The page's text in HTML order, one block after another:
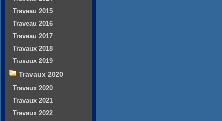
Traveau 2015
Traveau 2016
Traveau 2017
Travaux 2018
Travaux 2019
Travaux 2020
Travaux 2020
Travaux 2021
Travaux 2022